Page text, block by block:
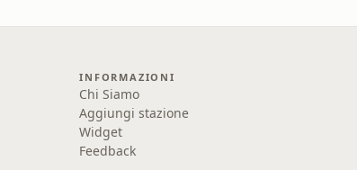
INFORMAZIONI
Chi Siamo
Aggiungi stazione
Widget
Feedback